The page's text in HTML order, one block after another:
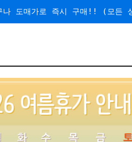
도매가로 즉시 구매!! (모든